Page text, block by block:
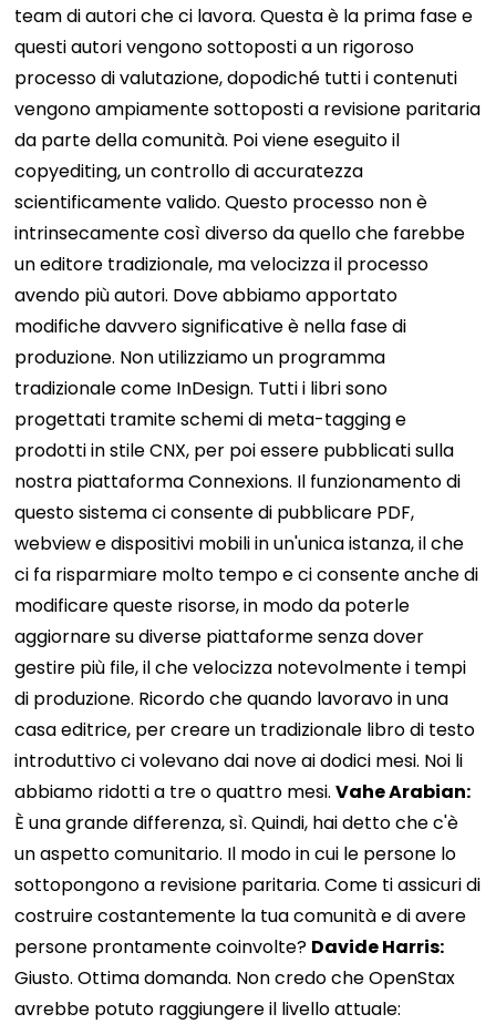
team di autori che ci lavora. Questa è la prima fase e
questi autori vengono sottoposti a un rigoroso
processo di valutazione, dopodiché tutti i contenuti
vengono ampiamente sottoposti a revisione paritaria
da parte della comunità. Poi viene eseguito il
copyediting, un controllo di accuratezza
scientificamente valido. Questo processo non è
intrinsecamente così diverso da quello che farebbe
un editore tradizionale, ma velocizza il processo
avendo più autori. Dove abbiamo apportato
modifiche davvero significative è nella fase di
produzione. Non utilizziamo un programma
tradizionale come InDesign. Tutti i libri sono
progettati tramite schemi di meta-tagging e
prodotti in stile CNX, per poi essere pubblicati sulla
nostra piattaforma Connexions. Il funzionamento di
questo sistema ci consente di pubblicare PDF,
webview e dispositivi mobili in un'unica istanza, il che
ci fa risparmiare molto tempo e ci consente anche di
modificare queste risorse, in modo da poterle
aggiornare su diverse piattaforme senza dover
gestire più file, il che velocizza notevolmente i tempi
di produzione. Ricordo che quando lavoravo in una
casa editrice, per creare un tradizionale libro di testo
introduttivo ci volevano dai nove ai dodici mesi. Noi li
abbiamo ridotti a tre o quattro mesi.Vahe Arabian:
È una grande differenza, sì. Quindi, hai detto che c'è
un aspetto comunitario. Il modo in cui le persone lo
sottopongono a revisione paritaria. Come ti assicuri di
costruire costantemente la tua comunità e di avere
persone prontamente coinvolte? Davide Harris:
Giusto. Ottima domanda. Non credo che OpenStax
avrebbe potuto raggiungere il livello attuale: